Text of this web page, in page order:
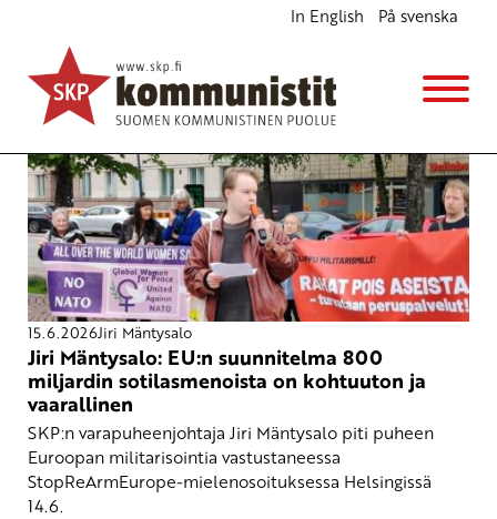
In English På svenska
15.6.2026Jiri Mäntysalo
Jiri Mäntysalo: EU:n suunnitelma 800
miljardin sotilasmenoista on kohtuuton ja
vaarallinen
SKP:n varapuheenjohtaja Jiri Mäntysalo piti puheen
Euroopan militarisointia vastustaneessa
StopReArmEurope-mielenosoituksessa Helsingissä
14.6.